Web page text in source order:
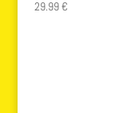
29.99€